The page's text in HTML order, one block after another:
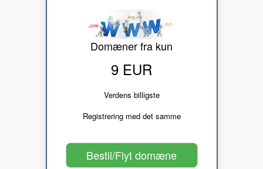
Domæner fra kun
9 EUR
Verdens billigste
Registrering med det samme
Bestil/Flyt domæne